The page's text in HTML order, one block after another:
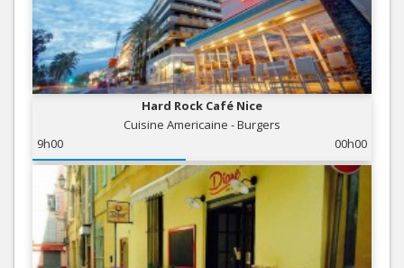
Hard Rock Café Nice
Cuisine Americaine - Burgers
9h00
00h00